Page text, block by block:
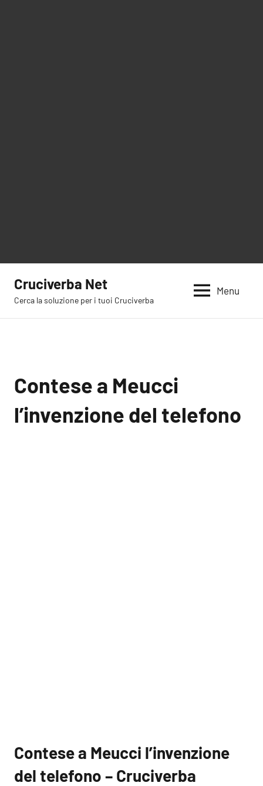
contenuto
Cruciverba Net
Cerca la soluzione per i tuoi Cruciverba
Menu
Contese a Meucci
l’invenzione del telefono
Contese a Meucci l’invenzione
del telefono – Cruciverba